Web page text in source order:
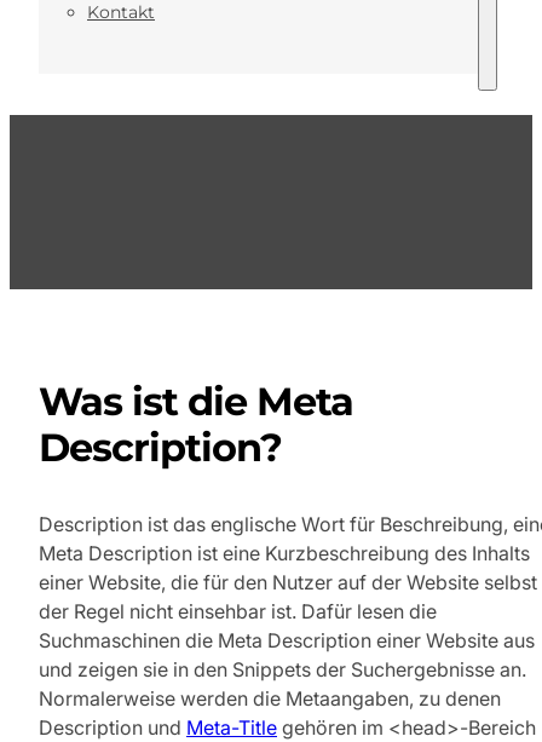
Kontakt
Was ist die Meta
Description?
Description ist das englische Wort für Beschreibung,
Meta Description ist eine Kurzbeschreibung des Inhalts
einer Website, die für den Nutzer auf der Website selbst
der Regel nicht einsehbar ist. Dafür lesen die
Suchmaschinen die Meta Description einer Website aus
und zeigen sie in den Snippets der Suchergebnisse an.
Normalerweise werden die Metaangaben, zu denen
Description und Meta-Title gehören im <head>-Bereich